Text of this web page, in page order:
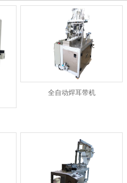
全自动焊耳带机